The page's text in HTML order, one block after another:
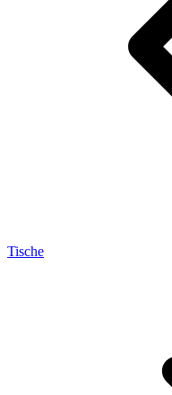
Tische